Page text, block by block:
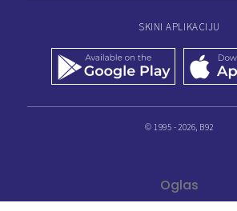
SKINI APLIKACIJU
© 1995 - 2026, B92